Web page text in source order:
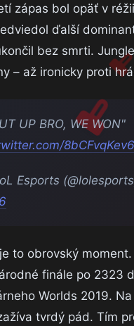
zápas bol opäť v
ďalší
bez smrti.
– až ironicky proti
UP BRO, WE WON"
8bCFvqKev6
Esports
to obrovský
finále po 2323
Worlds 2019.
tvrdý pád. Tím